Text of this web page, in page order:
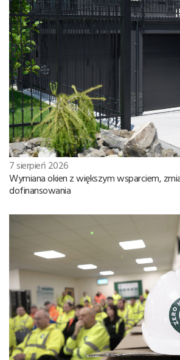
7 sierpień 2026
Wymiana okien z większym wsparciem,
dofinansowania